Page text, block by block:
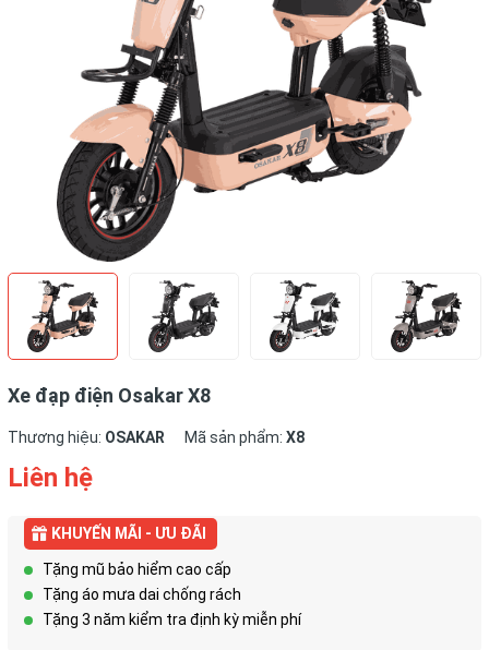
Xe đạp điện Osakar X8
Thương hiệu: OSAKAR Mã sản phẩm: X8
Liên hệ
KHUYẾN MÃI - ƯU ĐÃI
Tặng mũ bảo hiểm cao cấp
Tặng áo mưa dai chống rách
Tặng 3 năm kiểm tra định kỳ miễn phí